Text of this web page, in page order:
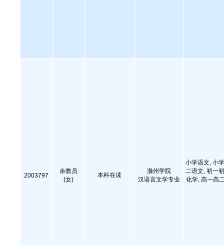
2003797
余教员
(女)
本科在读
滁州学院
汉语言文学专业
小学语文, 小
二语文, 初一
化学, 高一高